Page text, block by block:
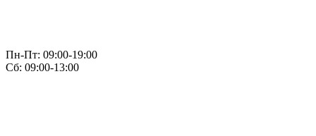
Пн-Пт: 09:00-19:00
Сб: 09:00-13:00